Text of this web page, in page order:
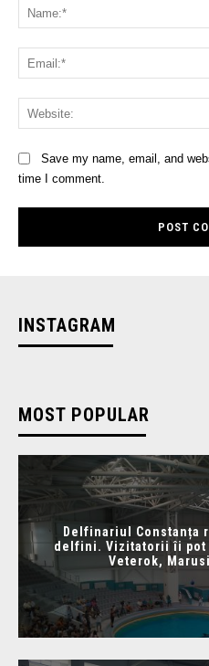
Save my name, email, and
time I comment.
INSTAGRAM
MOST POPULAR
Delfinariul Constanța
delfini. Vizitatorii îi pot
Veterok,